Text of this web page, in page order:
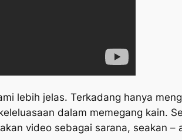
lebih jelas. Terkadang hanya
dalam memegang kain.
video sebagai sarana, seakan